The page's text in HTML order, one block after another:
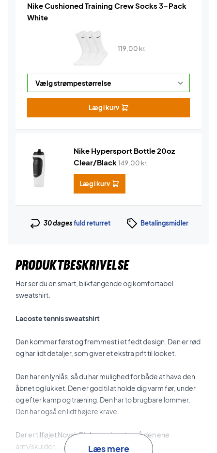
Nike Cushioned Training Crew Socks 3-Pack
White
119,00 kr.
Læg i kurv
Nike Hypersport Bottle 20oz
Clear/Black149,00 kr.
Læg i kurv
30 dagesfuld returret Betalingsmidler
PRODUKTBESKRIVELSE
Her ser du en smart, blikfangende og komfortabel
sweatshirt.
Lacoste tennis sweatshirt
Den kommer først og fremmest i et fedt design. Den er rød
og har lidt detaljer, som giver et ekstra pift til looket.
Den har en lynlås, så du har mulighed for både at have den
åbnet og lukket. Den er god til at holde dig varm før, under
og efter kamp og træning. Den har to brugbare lommer.
Den har også en lidt højere krave.
Der er tilføjet Novak Djokovic signatur på den ene
arm/skulder.
Læs mere